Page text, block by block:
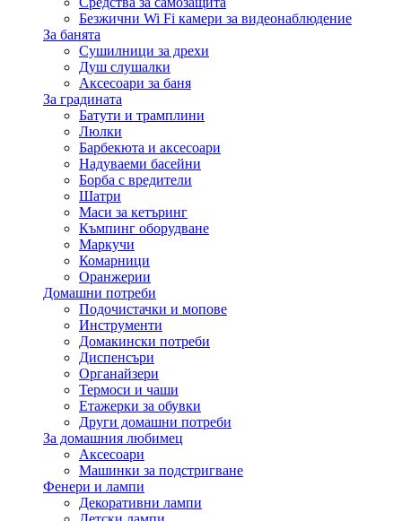
Безжични Wi Fi камери за видеонаблюдение
За банята
Сушилници за дрехи
Душ слушалки
Аксесоари за баня
За градината
Батути и трамплини
Люлки
Барбекюта и аксесоари
Надуваеми басейни
Борба с вредители
Шатри
Маси за кетъринг
Къмпинг оборудване
Маркучи
Комарници
Оранжерии
Домашни потреби
Подочистачки и мопове
Инструменти
Домакински потреби
Диспенсъри
Органайзери
Термоси и чаши
Етажерки за обувки
Други домашни потреби
За домашния любимец
Аксесоари
Машинки за подстригване
Фенери и лампи
Декоративни лампи